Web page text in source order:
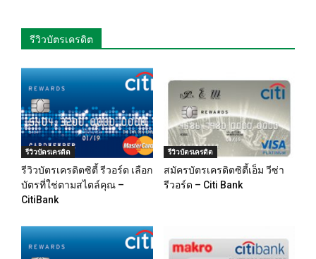
รีวิวบัตรเครดิต
รีวิวบัตรเครดิต
รีวิวบัตรเครดิตซิตี้ รีวอร์ด เลือก
บัตรที่ใช่ตามสไตล์คุณ –
CitiBank
รีวิวบัตรเครดิต
สมัครบัตรเครดิตซิตี้เอ็ม วีซ่า
รีวอร์ด – Citi Bank